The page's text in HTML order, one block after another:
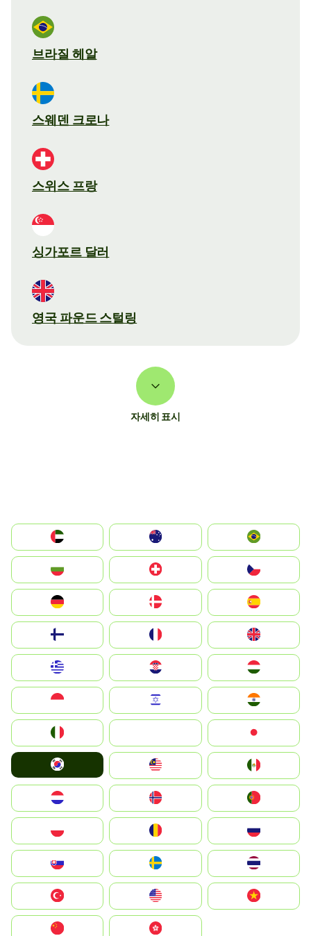
브라질 헤알
스웨덴 크로나
스위스 프랑
싱가포르 달러
영국 파운드 스털링
자세히 표시
الإمارات العربية المتحدة
Switzerland
Deutschland
United Kingdom
Magyarország
South Korea
United States
中國香港特別行政區